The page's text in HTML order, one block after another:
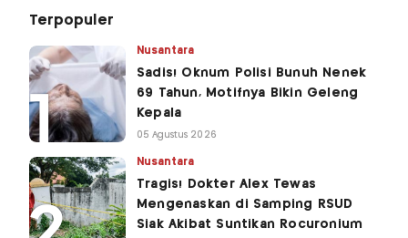
Terpopuler
Nusantara
Sadis! Oknum Polisi Bunuh Nenek
69 Tahun, Motifnya Bikin Geleng
Kepala
05 Agustus 2026
Nusantara
Tragis! Dokter Alex Tewas
Mengenaskan di Samping RSUD
Siak Akibat Suntikan Rocuronium